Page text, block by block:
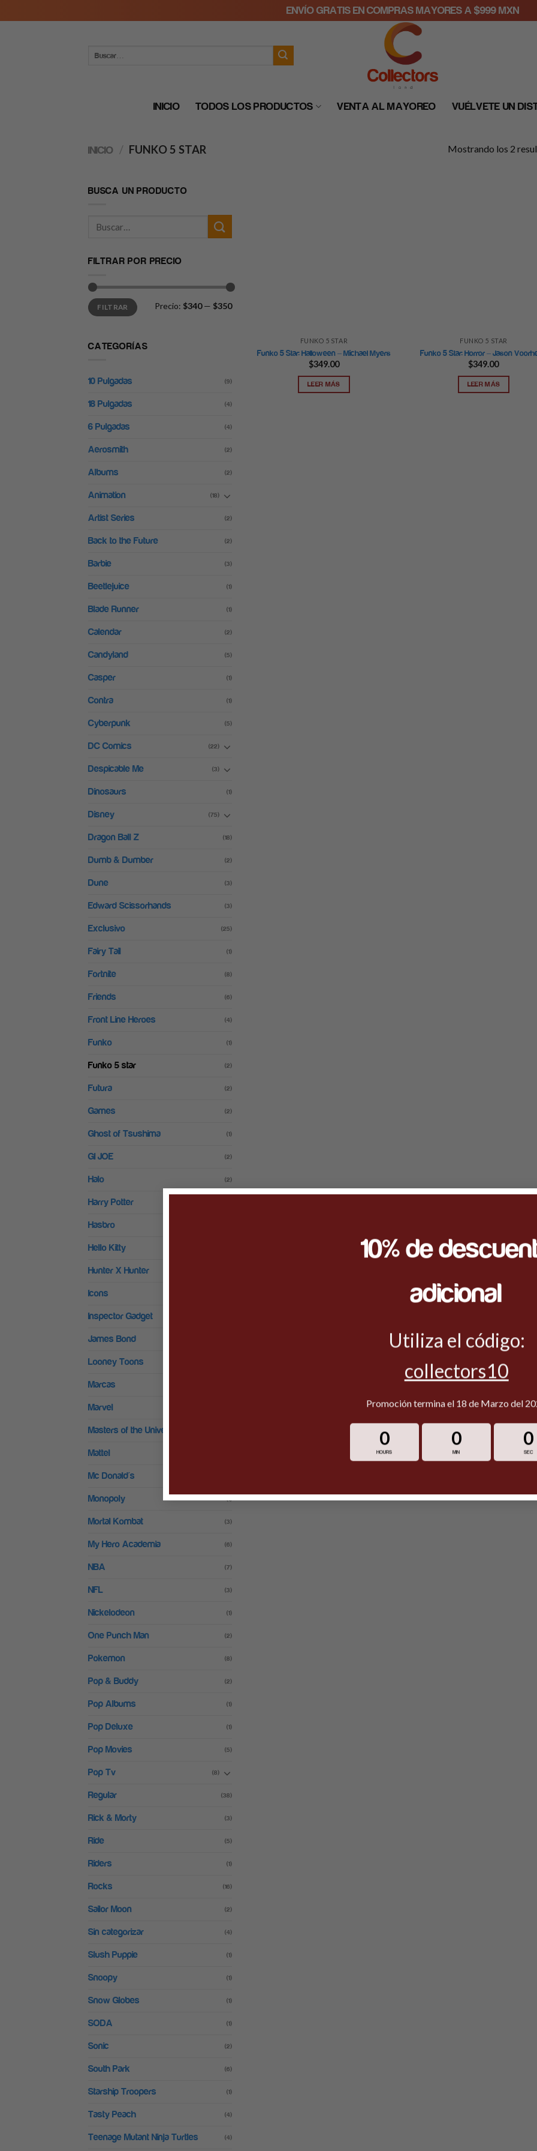
10% de
adicional
Utiliza el código:
collectors10
Promoción termina el 18 de Marzo del
0
HOURS
0
MIN
0
SEC
to
ENVÍO GRATIS EN COMPRAS MAYORES A $999 MXN
INICIO TODOS LOS PRODUCTOS VENTA AL MAYOREO VUÉLVETE UN
INICIO / FUNKO 5 STAR Mostrando los 2
BUSCA UN PRODUCTO
FILTRAR POR PRECIO
Precio
mínimo
Precio
máximo
FILTRAR Precio: $340— $350
CATEGORÍAS
10 Pulgadas (9)
18 Pulgadas (4)
6 Pulgadas (4)
Aerosmith (2)
Albums (2)
Animation (18)
Artist Series (2)
Back to the Future (2)
Barbie (3)
Beetlejuice (1)
Blade Runner (1)
Calendar (2)
Candyland (5)
Casper (1)
Contra (1)
Cyberpunk (5)
DC Comics (22)
Despicable Me (3)
Dinosaurs (1)
Disney (75)
Dragon Ball Z (18)
Dumb & Dumber (2)
Dune (3)
Edward Scissorhands (3)
Exclusivo (25)
Fairy Tail (1)
Fortnite (8)
Friends (6)
Front Line Heroes (4)
Funko (1)
Funko 5 star (2)
Futura (2)
Games (2)
Ghost of Tsushima (1)
GI JOE (2)
Halo (2)
Harry Potter
Hasbro
Hello Kitty
Hunter X Hunter
Icons
Inspector Gadget
James Bond
Looney Toons
Marcas
Marvel
Masters of the Universe
Mattel
Mc Donald's
Monopoly (1)
Mortal Kombat (3)
My Hero Academia (6)
NBA (7)
NFL (3)
Nickelodeon (1)
One Punch Man (2)
Pokemon (8)
Pop & Buddy (2)
Pop Albums (1)
Pop Deluxe (1)
Pop Movies (5)
Pop Tv (8)
Regular (38)
Rick & Morty (3)
Ride (5)
Riders (1)
Rocks (16)
Sailor Moon (2)
Sin categorizar (4)
Slush Puppie (1)
Snoopy (1)
Snow Globes (1)
SODA (1)
Sonic (2)
South Park (6)
Starship Troopers (1)
Tasty Peach (4)
Teenage Mutant Ninja Turtles (4)
FUNKO 5 STAR
Funko 5 Star: Halloween – Michael Myers
$349.00
LEER MÁS
FUNKO 5 STAR
Funko 5 Star: Horror – Jason
$349.00
LEER MÁS